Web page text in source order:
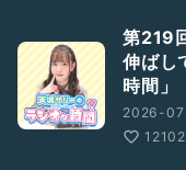
第219
伸ばし
時間」
2026-
12102